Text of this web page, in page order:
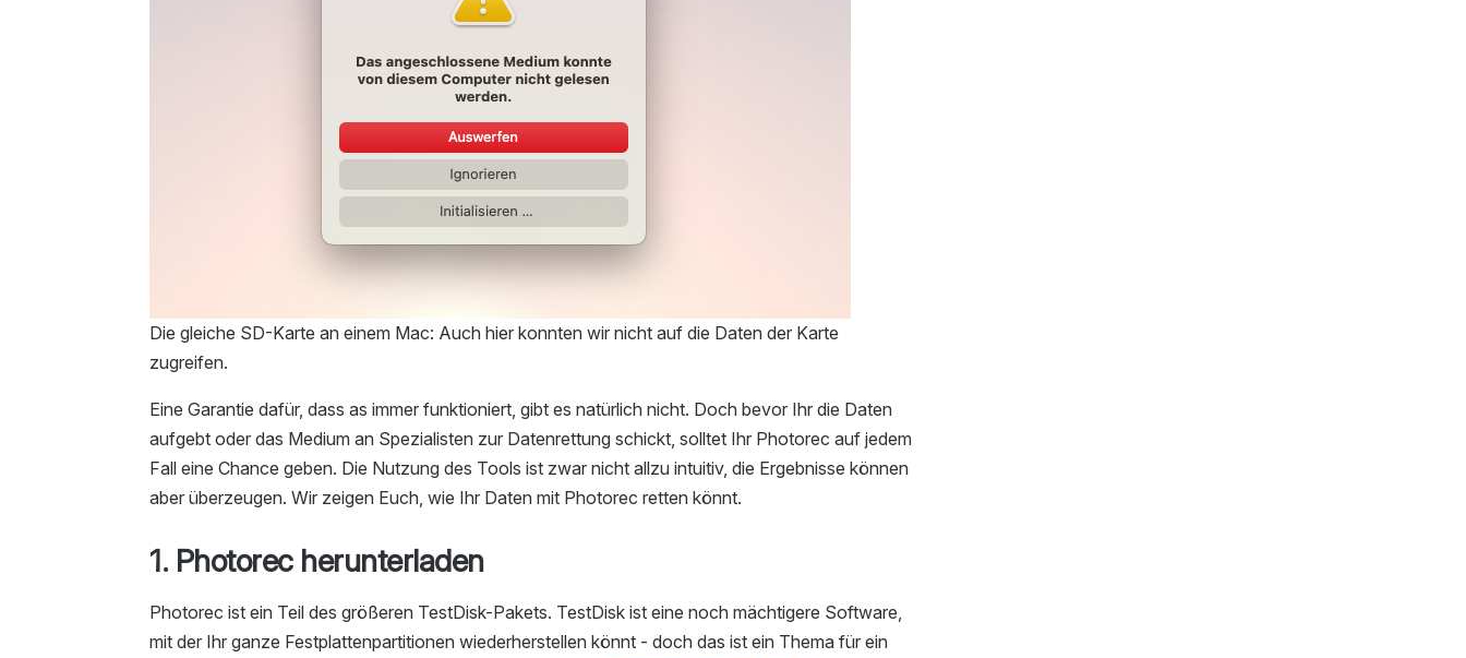
Die gleiche SD-Karte an einem Mac: Auch hier konnten wir nicht auf die Daten der Karte
zugreifen.
Eine Garantie dafür, dass as immer funktioniert, gibt es natürlich nicht. Doch bevor Ihr die Daten
aufgebt oder das Medium an Spezialisten zur Datenrettung schickt, solltet Ihr Photorec auf jedem
Fall eine Chance geben. Die Nutzung des Tools ist zwar nicht allzu intuitiv, die Ergebnisse können
aber überzeugen. Wir zeigen Euch, wie Ihr Daten mit Photorec retten könnt.
1. Photorec herunterladen
Photorec ist ein Teil des größeren TestDisk-Pakets. TestDisk ist eine noch mächtigere Software,
mit der Ihr ganze Festplattenpartitionen wiederherstellen könnt - doch das ist ein Thema für ein